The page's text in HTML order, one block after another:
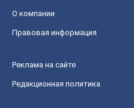
О компании
Правовая информация
Реклама на сайте
Редакционная политика